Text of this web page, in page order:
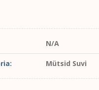
N/A
Mütsid Suvi